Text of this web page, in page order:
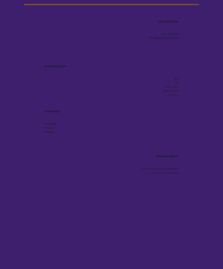
שומרים על קשר
055-5001909
Efrat@workaround.blog
לינקים שימושיים
בלוג
ספר
הצהרת נגישות
מדיניות פרטיות
תקנון אתר
עקבו אחרינו
Facebook
Youtube
Linkedin
הישארו מעודכנים
תוכן מקצועי על גיוס ובינה מלאכותית -
פעם בשבועיים, ישירות למייל